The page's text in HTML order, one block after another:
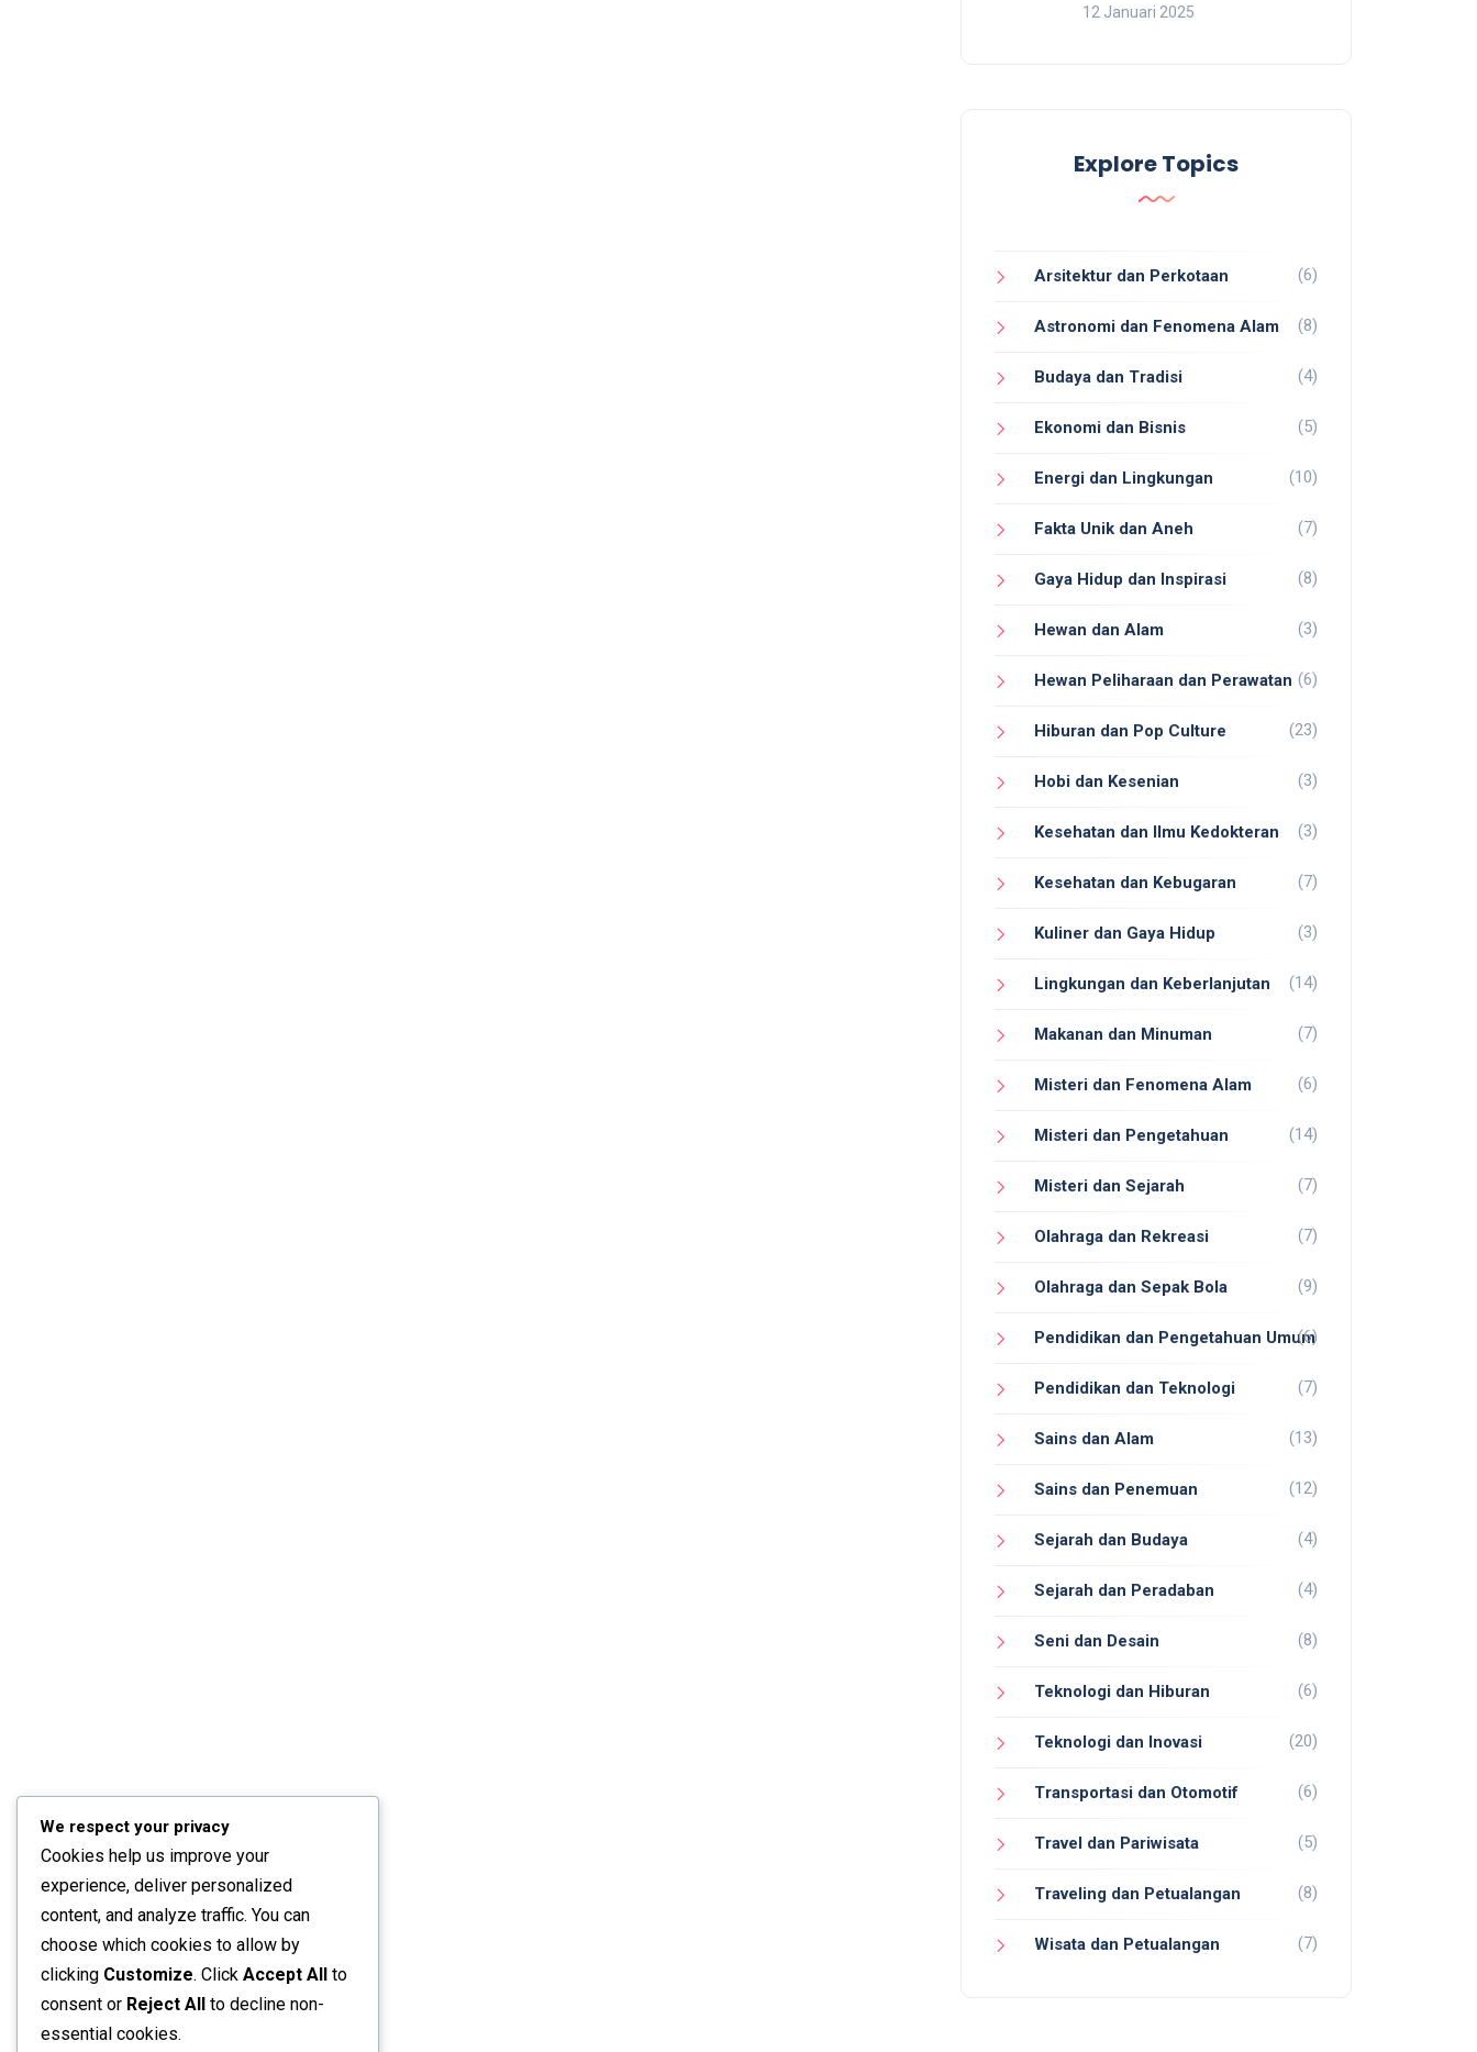
12 Januari 2025
Explore Topics
Arsitektur dan Perkotaan (6)
Astronomi dan Fenomena Alam (8)
Budaya dan Tradisi (4)
Ekonomi dan Bisnis (5)
Energi dan Lingkungan (10)
Fakta Unik dan Aneh (7)
Gaya Hidup dan Inspirasi (8)
Hewan dan Alam (3)
Hewan Peliharaan dan Perawatan (6)
Hiburan dan Pop Culture (23)
Hobi dan Kesenian (3)
Kesehatan dan Ilmu Kedokteran (3)
Kesehatan dan Kebugaran (7)
Kuliner dan Gaya Hidup (3)
Lingkungan dan Keberlanjutan (14)
Makanan dan Minuman (7)
Misteri dan Fenomena Alam (6)
Misteri dan Pengetahuan (14)
Misteri dan Sejarah (7)
Olahraga dan Rekreasi (7)
Olahraga dan Sepak Bola (9)
Pendidikan dan Pengetahuan Umum
(6)
Pendidikan dan Teknologi (7)
Sains dan Alam (13)
Sains dan Penemuan (12)
Sejarah dan Budaya (4)
Sejarah dan Peradaban (4)
Seni dan Desain (8)
Teknologi dan Hiburan (6)
Teknologi dan Inovasi (20)
Transportasi dan Otomotif (6)
Travel dan Pariwisata (5)
Traveling dan Petualangan (8)
Wisata dan Petualangan (7)
We respect your privacy
Cookies help us improve your
experience, deliver personalized
content, and analyze traffic. You can
choose which cookies to allow by
clicking Customize. Click Accept All
to
consent or Reject All
to decline non-
essential cookies.